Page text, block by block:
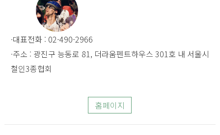
대표전화 : 02-490-2966
주소 : 광진구 능동로 81, 더라움펜트하우스 301호 내 서울시
철인3종협회
홈페이지